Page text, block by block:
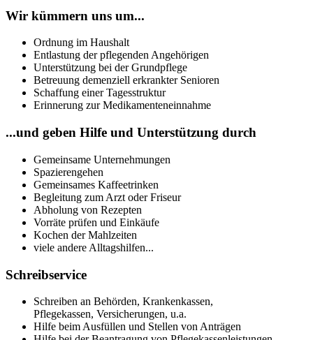
Wir kümmern uns um...
Ordnung im Haushalt
Entlastung der pflegenden Angehörigen
Unterstützung bei der Grundpflege
Betreuung demenziell erkrankter Senioren
Schaffung einer Tagesstruktur
Erinnerung zur Medikamenteneinnahme
...und geben Hilfe und Unterstützung durch
Gemeinsame Unternehmungen
Spazierengehen
Gemeinsames Kaffeetrinken
Begleitung zum Arzt oder Friseur
Abholung von Rezepten
Vorräte prüfen und Einkäufe
Kochen der Mahlzeiten
viele andere Alltagshilfen...
Schreibservice
Schreiben an Behörden, Krankenkassen,
Pflegekassen, Versicherungen, u.a.
Hilfe beim Ausfüllen und Stellen von Anträgen